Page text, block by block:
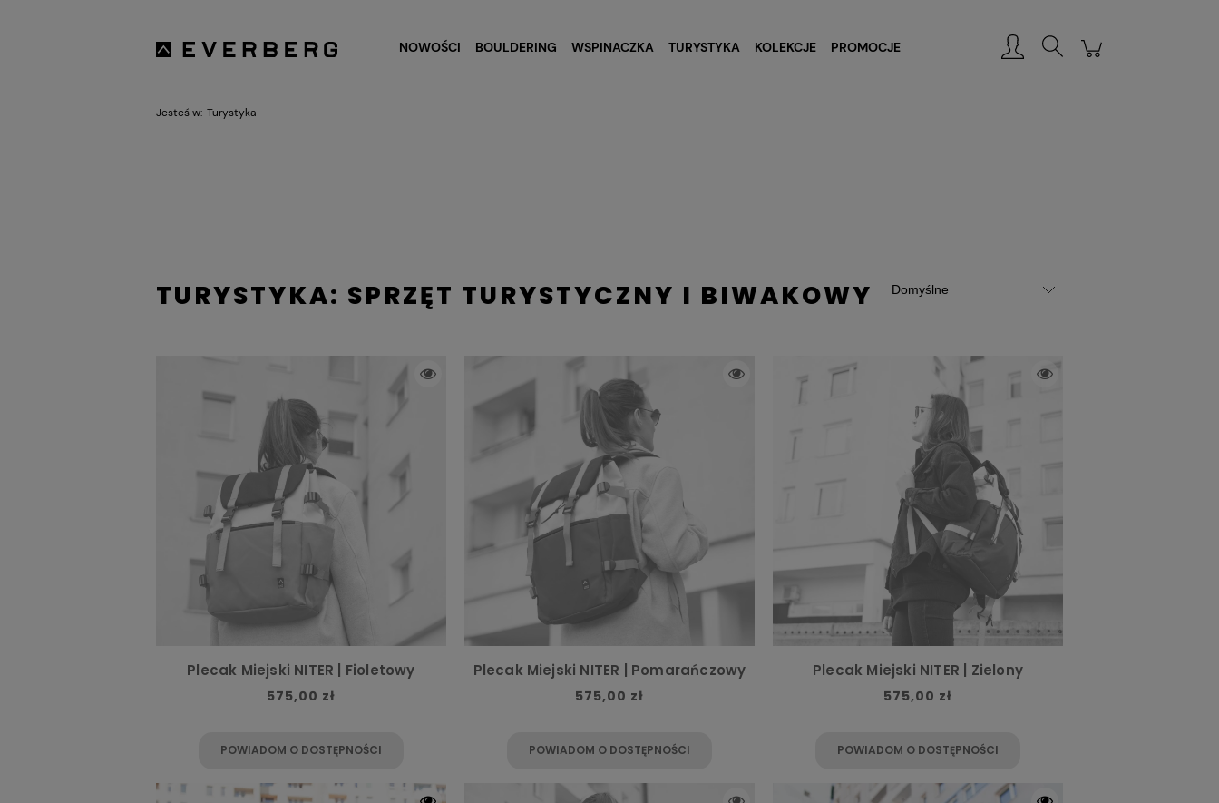
NOWOŚCI BOULDERING WSPINACZKA TURYSTYKA KOLEKCJE PROMOCJE
Jesteś w: Turystyka
TURYSTYKA: SPRZĘT TURYSTYCZNY I BIWAKOWY
Plecak Miejski NITER | Fioletowy
575,00 zł
POWIADOM O DOSTĘPNOŚCI
Plecak Miejski NITER | Pomarańczowy
575,00 zł
POWIADOM O DOSTĘPNOŚCI
Plecak Miejski NITER | Zielony
575,00 zł
POWIADOM O DOSTĘPNOŚCI